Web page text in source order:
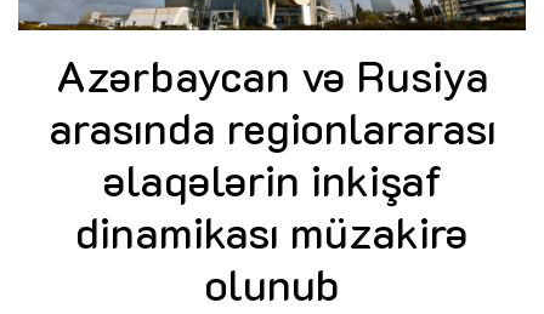
Azərbaycan və Rusiya
arasında regionlararası
əlaqələrin inkişaf
dinamikası müzakirə
olunub